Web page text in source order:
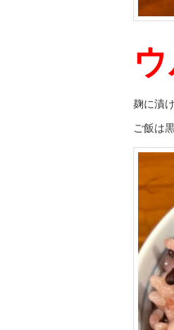
麹に漬
ご飯は